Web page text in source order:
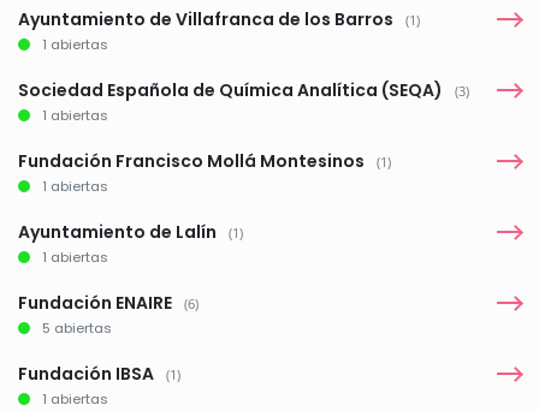
Ayuntamiento de Villafranca de los Barros (1)
1 abiertas
Sociedad Española de Química Analítica (SEQA) (3)
1 abiertas
Fundación Francisco Mollá Montesinos (1)
1 abiertas
Ayuntamiento de Lalín (1)
1 abiertas
Fundación ENAIRE (6)
5 abiertas
Fundación IBSA (1)
1 abiertas